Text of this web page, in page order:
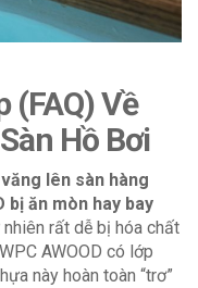
(FAQ) Về
Hồ Bơi
lên sàn hàng
bị ăn mòn hay bay
rất dễ bị hóa chất
AWOOD có lớp
này hoàn toàn “trơ”